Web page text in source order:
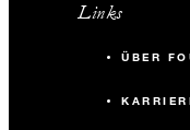
Links
ÜBER